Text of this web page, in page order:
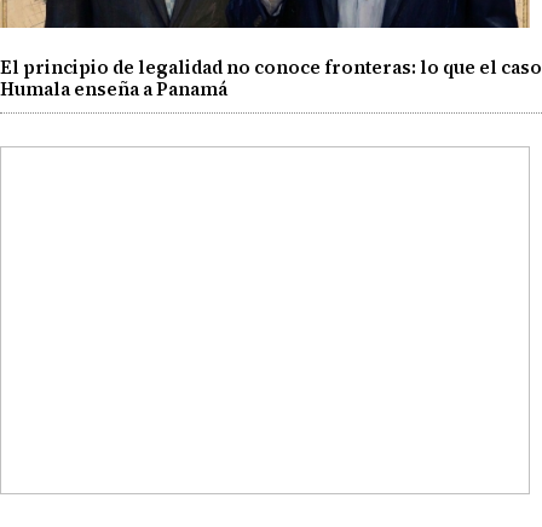
El principio de legalidad no conoce fronteras: lo que el caso
Humala enseña a Panamá